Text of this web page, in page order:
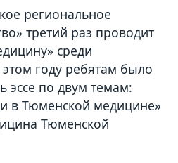
региональное
третий раз проводит
среди
году ребятам было
эссе по двум темам:
в Тюменской медицине»
Тюменской